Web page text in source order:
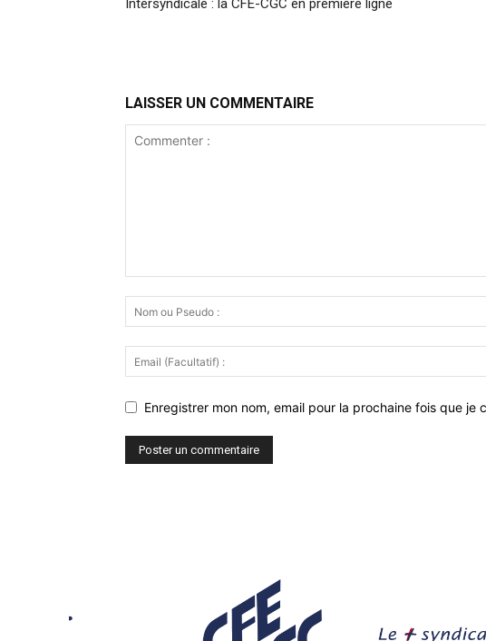
Intersyndicale : la CFE-CGC en première ligne
LAISSER UN COMMENTAIRE
Enregistrer mon nom, email pour la prochaine fois que je